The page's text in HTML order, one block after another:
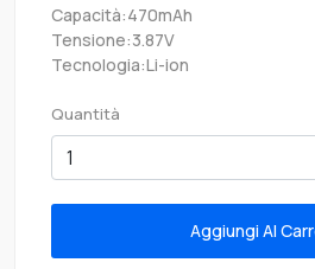
Capacità:470mAh
Tensione:3.87V
Tecnologia:Li-ion
Quantità
Aggiungi